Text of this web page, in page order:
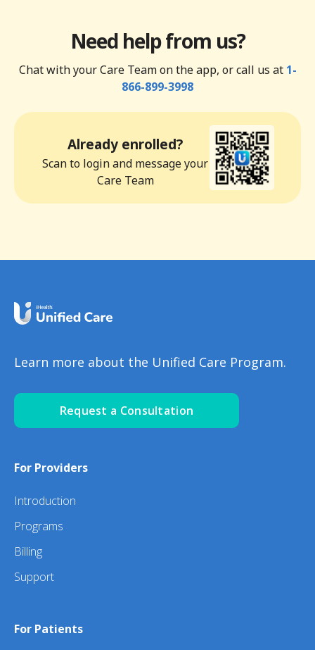
Need help from us?
Chat with your Care Team on the app, or call us at 1-
866-899-3998
Already enrolled?
Scan to login and message your
Care Team
Learn more about the Unified Care Program.
Request a Consultation
For Providers
Introduction
Programs
Billing
Support
For Patients